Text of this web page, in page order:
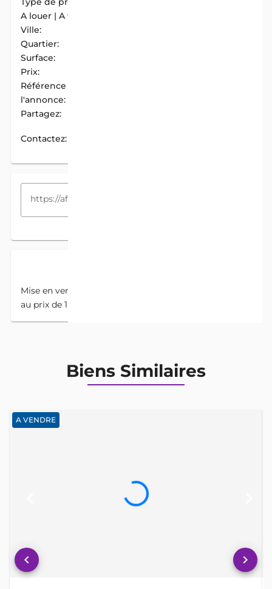
A louer | A vendre:
Ville:
Quartier:
Surface:
Prix:
Référence de
l'annonce:
Partagez:
Contactez:
Mise en vente d une parcelle de 500m2 à tori gare
au prix de 1 million 500 à débattre
Biens Similaires
A VENDRE
keyboard_arrow_left keyboard_arrow_right